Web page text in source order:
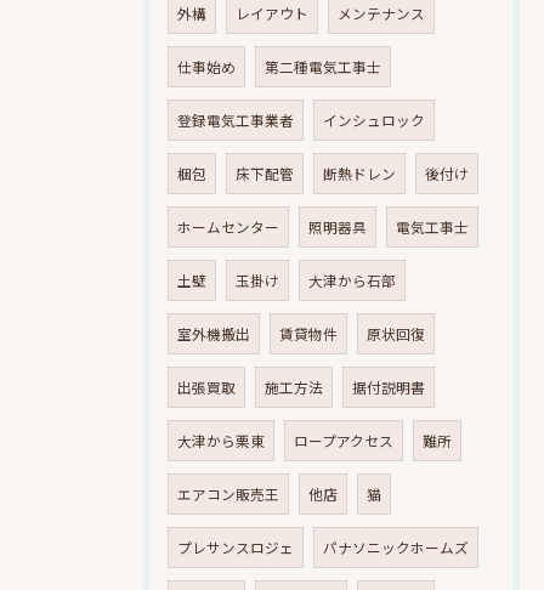
外構 レイアウト メンテナンス
仕事始め 第二種電気工事士
登録電気工事業者 インシュロック
梱包 床下配管 断熱ドレン 後付け
ホームセンター 照明器具 電気工事士
土壁 玉掛け 大津から石部
室外機搬出 賃貸物件 原状回復
出張買取 施工方法 据付説明書
大津から栗東 ロープアクセス 難所
エアコン販売王 他店 猫
プレサンスロジェ パナソニックホームズ